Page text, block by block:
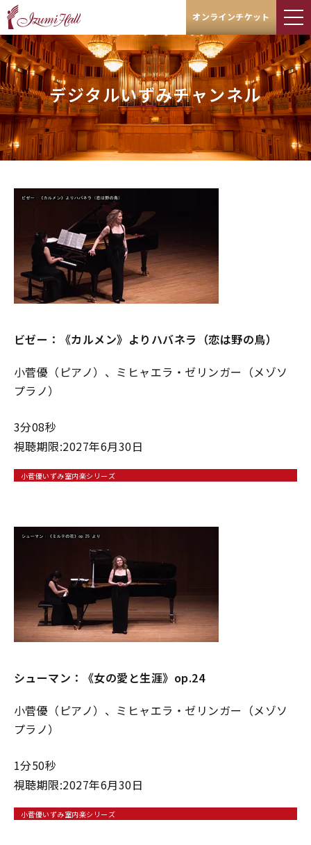
オンラインチケット
デジタルいずみチャンネル
ビゼー：《カルメン》よりハバネラ（恋は野の⿃）
小菅優（ピアノ）、ミヒャエラ・ゼリンガー（メゾソ
プラノ）
3分08秒
視聴期限:2027年6月30日
小菅優いずみ室内楽シリーズ
シューマン：《⼥の愛と⽣涯》op.24
小菅優（ピアノ）、ミヒャエラ・ゼリンガー（メゾソ
プラノ）
1分50秒
視聴期限:2027年6月30日
小菅優いずみ室内楽シリーズ